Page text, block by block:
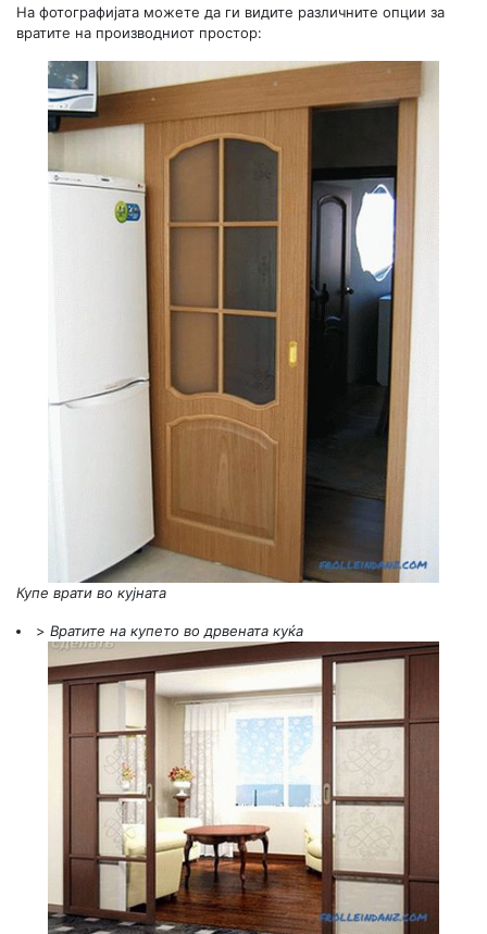
На фотографијата можете да ги видите различните опции за
вратите на производниот простор:
Купе врати во кујната
> Вратите на купето во дрвената куќа